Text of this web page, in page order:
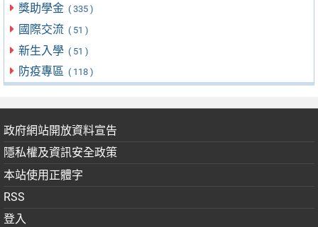
獎助學金 ( 335 )
國際交流 ( 51 )
新生入學 ( 51 )
防疫專區 ( 118 )
政府網站開放資料宣告
隱私權及資訊安全政策
本站使用正體字
RSS
登入